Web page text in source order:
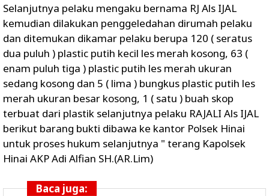
Selanjutnya pelaku mengaku bernama RJ Als IJAL
kemudian dilakukan penggeledahan dirumah pelaku
dan ditemukan dikamar pelaku berupa 120 ( seratus
dua puluh ) plastic putih kecil les merah kosong, 63 (
enam puluh tiga ) plastic putih les merah ukuran
sedang kosong dan 5 ( lima ) bungkus plastic putih les
merah ukuran besar kosong, 1 ( satu ) buah skop
terbuat dari plastik selanjutnya pelaku RAJALI Als IJAL
berikut barang bukti dibawa ke kantor Polsek Hinai
untuk proses hukum selanjutnya " terang Kapolsek
Hinai AKP Adi Alfian SH.(AR.Lim)
Baca juga: